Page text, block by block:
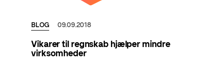
BLOG 09.09.2018
Vikarer til regnskab hjælper mindre
virksomheder